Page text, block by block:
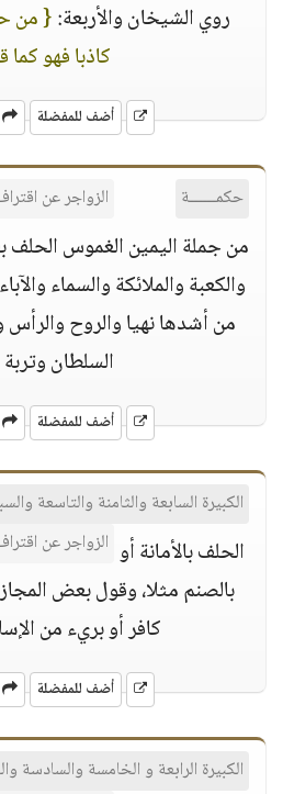
روي الشيخان والأربعة:{ من
كاذبا فهو كما
أضف للمفضلة
حكمــــــة الزواجر عن
من جملة اليمين الغموس الحلف
والكعبة والملائكة والسماء
من أشدها نهيا والروح
السلطان
أضف للمفضلة
الكبيرة السابعة والثامنة والتاسعة
الزواجر عن الحلف بالأمانة أو
بالصنم مثلا، وقول بعض
كافر أو بريء من
أضف للمفضلة
الكبيرة الرابعة و الخامسة والسادسة